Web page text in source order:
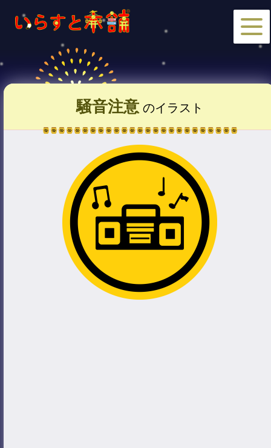
騒音注意 のイラスト